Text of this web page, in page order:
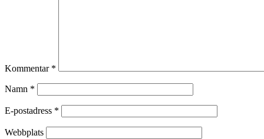
Kommentar *
Namn *
E-postadress *
Webbplats